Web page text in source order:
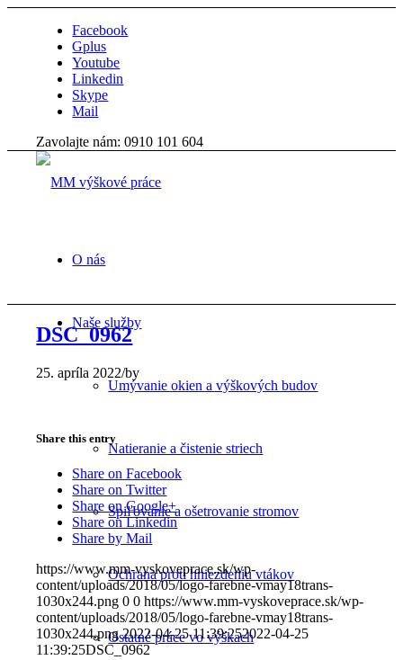
Facebook
Gplus
Youtube
Linkedin
Skype
Mail
Zavolajte nám: 0910 101 604
O nás
Naše služby
Umývanie okien a výškových budov
Natieranie a čistenie striech
Spiľovanie a ošetrovanie stromov
Ochrana proti hniezdeniu vtákov
Ostatné práce vo výškach
DSC_0962
25. apríla 2022/by
Share this entry
Share on Facebook
Share on Twitter
Share on Google+
Share on Linkedin
Share by Mail
https://www.mm-vyskoveprace.sk/wp-
content/uploads/2018/05/logo-farebne-vmay18trans-
1030x244.png 0 0 https://www.mm-vyskoveprace.sk/wp-
content/uploads/2018/05/logo-farebne-vmay18trans-
1030x244.png 2022-04-25 11:39:252022-04-25
11:39:25DSC_0962